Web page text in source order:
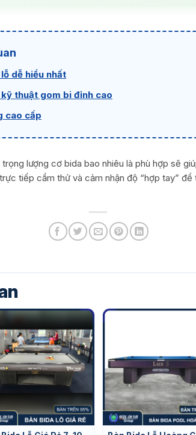
dễ hiểu nhất
thuật gom bi đỉnh cao
cao cấp
lượng cơ bida bao nhiêu là phù hợp sẽ
tiếp cầm thử và cảm nhận độ “hợp tay” để